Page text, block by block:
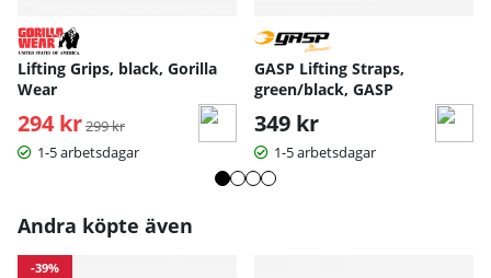
Lifting Grips, black, Gorilla
Wear
294 kr Ordinarie pris:
299 kr
1-5 arbetsdagar
GASP Lifting Straps,
green/black, GASP
349 kr
1-5 arbetsdagar
Andra köpte även
-39%